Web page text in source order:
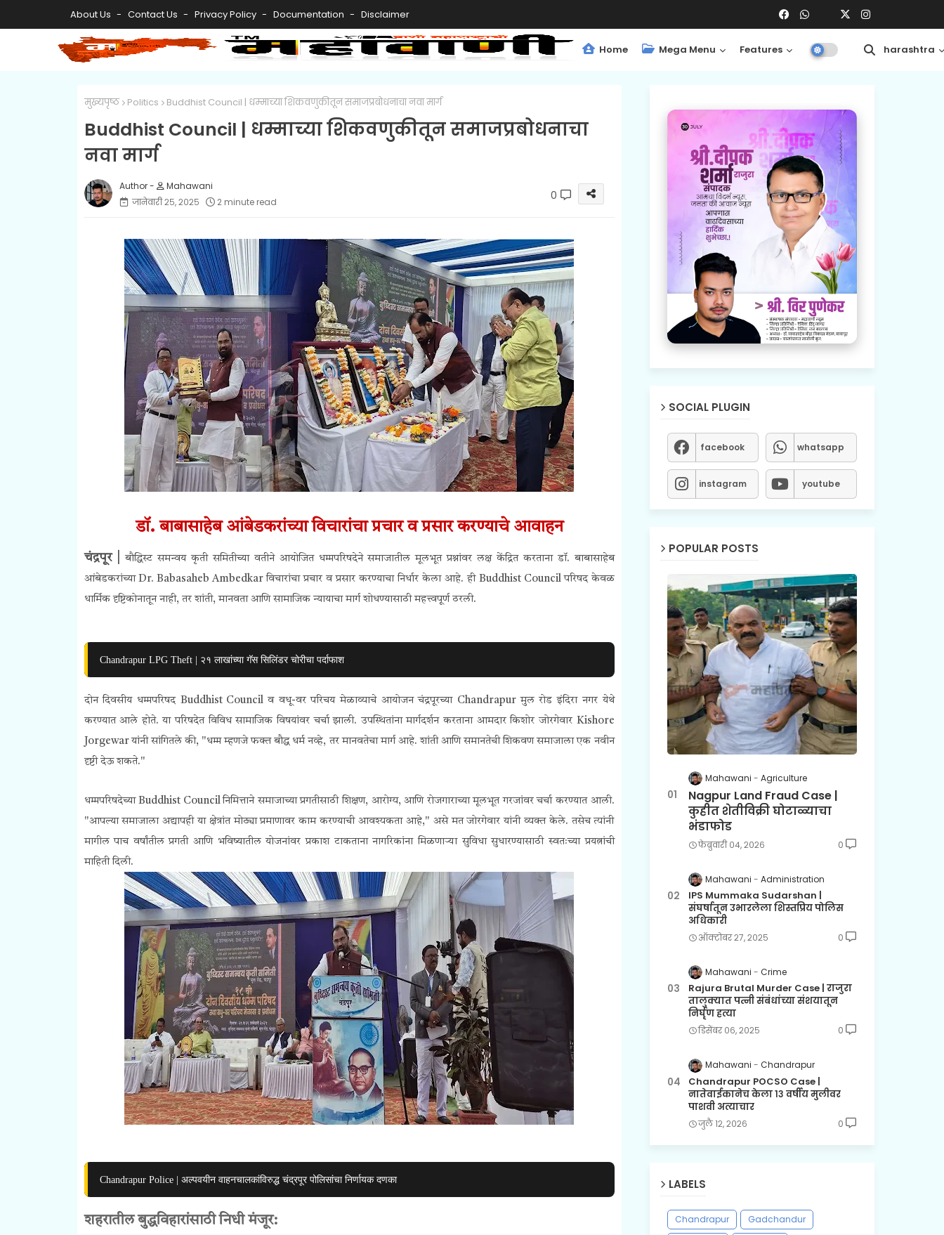
About Us Contact Us Privacy Policy Documentation Disclaimer
Home Mega Menu Features Central Maharashtra
मुख्यपृष्ठ Politics Buddhist Council | धम्माच्या शिकवणुकीतून समाजप्रबोधनाचा नवा मार्ग
Buddhist Council | धम्माच्या शिकवणुकीतून समाजप्रबोधनाचा
नवा मार्ग
Mahawani
जानेवारी २५, २०२५
2 minute read 0
डॉ. बाबासाहेब आंबेडकरांच्या विचारांचा प्रचार व प्रसार करण्याचे आवाहन
चंद्रपूर |
बौद्धिस्ट समन्वय कृती समितीच्या वतीने आयोजित धम्मपरिषदेने समाजातील मूलभूत प्रश्नांवर लक्ष केंद्रित करताना डॉ. बाबासाहेब
आंबेडकरांच्याDr. Babasaheb Ambedkarविचारांचा प्रचार व प्रसार करण्याचा निर्धार केला आहे. ही Buddhist Councilपरिषद केवळ
धार्मिक दृष्टिकोनातून नाही, तर शांती, मानवता आणि सामाजिक न्यायाचा मार्ग शोधण्यासाठी महत्त्वपूर्ण ठरली.
Chandrapur LPG Theft | २१ लाखांच्या गॅस सिलिंडर चोरीचा पर्दाफाश
दोन दिवसीय धम्मपरिषद Buddhist Council व वधू-वर परिचय मेळाव्याचे आयोजन चंद्रपूरच्या Chandrapurमुल रोड इंदिरा नगर येथे
करण्यात आले होते. या परिषदेत विविध सामाजिक विषयांवर चर्चा झाली. उपस्थितांना मार्गदर्शन करताना आमदार किशोर जोरगेवार Kishore
Jorgewarयांनी सांगितले की, "धम्म म्हणजे फक्त बौद्ध धर्म नव्हे, तर मानवतेचा मार्ग आहे. शांती आणि समानतेची शिकवण समाजाला एक नवीन
दृष्टी देऊ शकते."
धम्मपरिषदेच्याBuddhist Councilनिमित्ताने समाजाच्या प्रगतीसाठी शिक्षण, आरोग्य, आणि रोजगाराच्या मूलभूत गरजांवर चर्चा करण्यात आली.
"आपल्या समाजाला अद्यापही या क्षेत्रांत मोठ्या प्रमाणावर काम करण्याची आवश्यकता आहे," असे मत जोरगेवार यांनी व्यक्त केले. तसेच त्यांनी
मागील पाच वर्षांतील प्रगती आणि भविष्यातील योजनांवर प्रकाश टाकताना नागरिकांना मिळणाऱ्या सुविधा सुधारण्यासाठी स्वतःच्या प्रयत्नांची
माहिती दिली.
Chandrapur Police | अल्पवयीन वाहनचालकांविरुद्ध चंद्रपूर पोलिसांचा निर्णायक दणका
शहरातील बुद्धविहारांसाठी निधी मंजूर:
SOCIAL PLUGIN
facebook whatsapp
instagram youtube
POPULAR POSTS
Mahawani Agriculture
Nagpur Land Fraud Case |
कुहीत शेतीविक्री घोटाळ्याचा
भंडाफोड
फेब्रुवारी ०४, २०२६ 0
Mahawani Administration
IPS Mummaka Sudarshan |
संघर्षातून उभारलेला शिस्तप्रिय पोलिस
अधिकारी
ऑक्टोबर २७, २०२५ 0
Mahawani Crime
Rajura Brutal Murder Case | राजुरा
तालुक्यात पत्नी संबंधांच्या संशयातून
निर्घृण हत्या
डिसेंबर ०६, २०२५ 0
Mahawani Chandrapur
Chandrapur POCSO Case |
नातेवाईकानेच केला १३ वर्षीय मुलीवर
पाशवी अत्याचार
जुलै १२, २०२६ 0
LABELS
Chandrapur
Gadchandur